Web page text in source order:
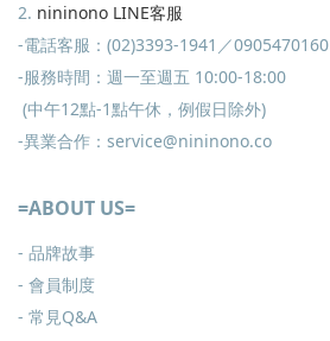
2. nininono LINE客服
-電話客服：(02)3393-1941／0905470160
-服務時間：週一至週五 10:00-18:00
(中午12點-1點午休，例假日除外)
-異業合作：service@nininono.co
=ABOUT US=
- 品牌故事
- 會員制度
- 常見Q&A